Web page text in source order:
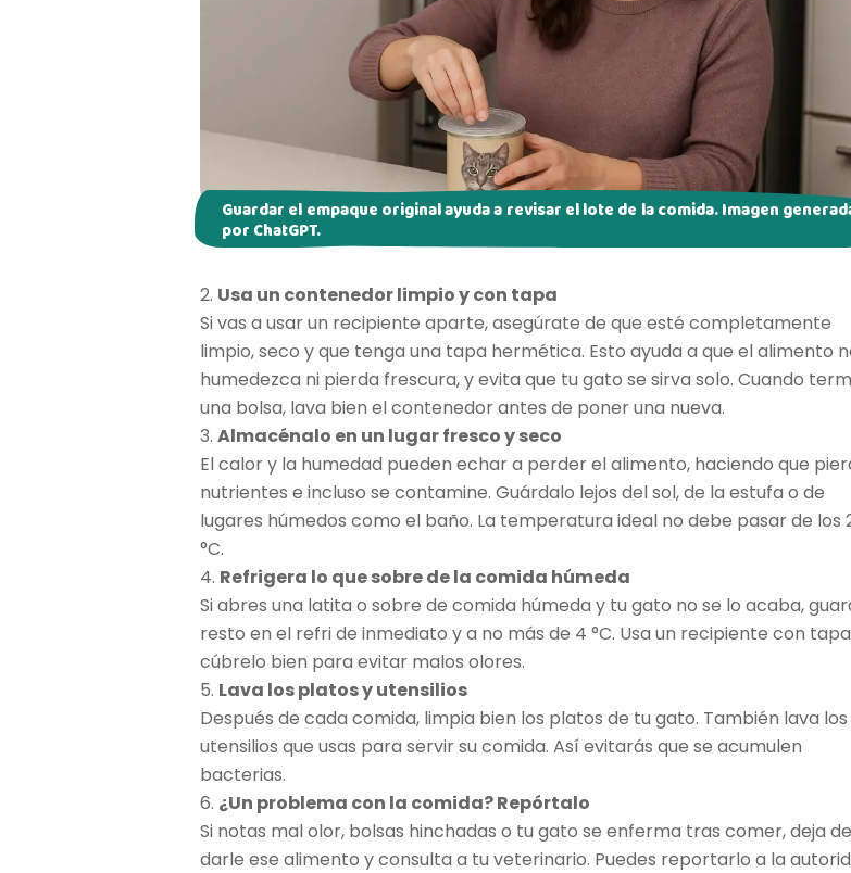
Guardar el empaque original ayuda a revisar el lote de la comida. Imagen
por ChatGPT.
2. Usa un contenedor limpio y con tapa
Si vas a usar un recipiente aparte, asegúrate de que esté completamente
limpio, seco y que tenga una tapa hermética. Esto ayuda a que el alimento
humedezca ni pierda frescura, y evita que tu gato se sirva solo. Cuando
una bolsa, lava bien el contenedor antes de poner una nueva.
3. Almacénalo en un lugar fresco y seco
El calor y la humedad pueden echar a perder el alimento, haciendo que
nutrientes e incluso se contamine. Guárdalo lejos del sol, de la estufa o de
lugares húmedos como el baño. La temperatura ideal no debe pasar de los
°C.
4. Refrigera lo que sobre de la comida húmeda
Si abres una latita o sobre de comida húmeda y tu gato no se lo acaba,
resto en el refri de inmediato y a no más de 4 °C. Usa un recipiente con
cúbrelo bien para evitar malos olores.
5. Lava los platos y utensilios
Después de cada comida, limpia bien los platos de tu gato. También lava los
utensilios que usas para servir su comida. Así evitarás que se acumulen
bacterias.
6. ¿Un problema con la comida? Repórtalo
Si notas mal olor, bolsas hinchadas o tu gato se enferma tras comer, deja de
darle ese alimento y consulta a tu veterinario. Puedes reportarlo a la